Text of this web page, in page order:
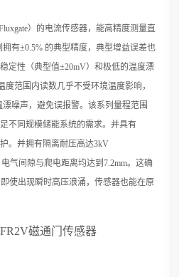
）的电流传感器，能高精度测量直
有±0.5% 的典型精度，典型增益误差也
定性（典型值±20mV）和极低的温度漂
度范围内读数几乎不受环境温度影响，
噪声，避免误报警。 该系列量程范围
不同规模储能系统的需求。并具有
。并拥有隔离耐压高达3kV
气间隙与爬电距离均达到7.2mm。这确
使出现瞬时高压浪涌，传感器也能在原